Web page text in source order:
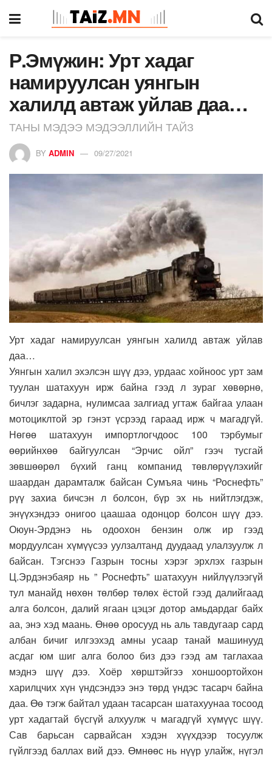
Р.Эмүжин: Урт хадаг
намируулсан уянгын
халилд автаж уйлав даа…
ТАНЫ МЭДЭЭ МЭДЭЭЛЛИЙН ТАЙЗ
BY ADMIN 09/27/2021
Урт хадаг намируулсан уянгын халилд автаж уйлав
даа…
Уянгын халил эхэлсэн шүү дээ, урдаас хойноос урт зам
туулан шатахуун ирж байна гээд л зураг хөвөрнө,
бичлэг задарна, нулимсаа залгиад угтаж байгаа улаан
мотоциклтой эр гэнэт үсрээд гараад ирж ч магадгүй.
Нөгөө шатахуун импортлогчдоос 100 тэрбумыг
өөрийнхөө байгуулсан “Эрчис ойл” гээч тусгай
зөвшөөрөл бүхий ганц компанид төвлөрүүлэхийг
шаардан дарамталж байсан Сумъяа чинь “Роснефть”
рүү захиа бичсэн л болсон, бүр эх нь нийтлэгдэж,
энүүхэндээ онигоо цаашаа одонцор болсон шүү дээ.
Оюун-Эрдэнэ нь одоохон бензин олж ир гээд
мордуулсан хүмүүсээ уулзалтанд дуудаад улалзуулж л
байсан. Тэгснээ Газрын тосны хэрэг эрхлэх газрын
Ц.Эрдэнэбаяр нь ” Роснефть” шатахуун нийлүүлээгүй
тул манайд нөхөн төлбөр төлөх ёстой гээд далийгаад
алга болсон, далий ягаан цэцэг дотор амьдардаг байх
аа, энэ хэд маань. Өнөө оросууд нь аль тавдугаар сард
албан бичиг илгээхэд амны усаар танай машинууд
асдаг юм шиг алга болоо биз дээ гээд ам таглахаа
мэднэ шүү дээ. Хоёр хөрштэйгээ хоншоортойхон
харилцчих хүн үндсэндээ энэ төрд үндэс тасарч байна
даа. Өө тэгж байтал удаан тасарсан шатахуунаа тосоод
урт хадагтай бүсгүй алхуулж ч магадгүй хүмүүс шүү.
Сав барьсан сарвайсан хэдэн хүүхдээр тосуулж
гүйлгээд баллах вий дээ. Өмнөөс нь нүүр улайж, нүгэл